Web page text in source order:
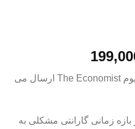
تومان149,000
تومان199,000
بعد از خرید برای شما اکانت پرمیوم The Economist ارسال می
زمانی گارانتی مشکلی به